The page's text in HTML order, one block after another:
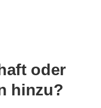
oder
hinzu?